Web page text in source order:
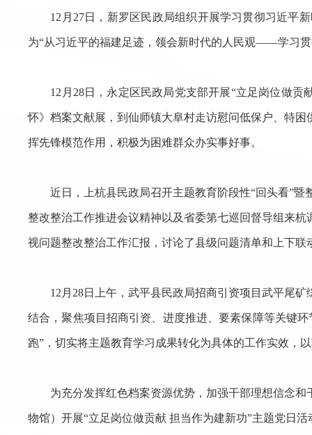
12月27日，新罗区民政局组织开展学习贯彻习近平
为“从习近平的福建足迹，领会新时代的人民观——学习
12月28日，永定区民政局党支部开展“立足岗位做
怀》档案文献展，到仙师镇大阜村走访慰问低保户、特
挥先锋模范作用，积极为困难群众办实事好事。
近日，上杭县民政局召开主题教育阶段性“回头看”暨
整改整治工作推进会议精神以及省委第七巡回督导组来
视问题整改整治工作汇报，讨论了县级问题清单和上下
12月28日上午，武平县民政局招商引资项目武平尾
结合，聚焦项目招商引资、进度推进、要素保障等关键
跑”，切实将主题教育学习成果转化为具体的工作实效，
为充分发挥红色档案资源优势，加强干部理想信念和
物馆）开展“立足岗位做贡献 担当作为建新功”主题党日